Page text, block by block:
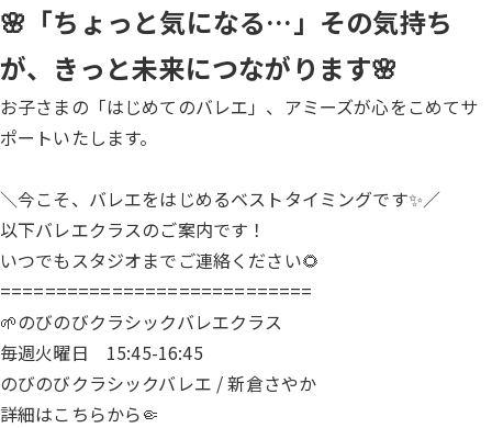
🌸「ちょっと気になる…」その気持ち
が、きっと未来につながります🌸
お子さまの「はじめてのバレエ」、アミーズが心をこめてサ
ポートいたします。
＼今こそ、バレエをはじめるベストタイミングです✨／
以下バレエクラスのご案内です！
いつでもスタジオまでご連絡ください🌻
============================
🌱のびのびクラシックバレエクラス
毎週火曜日 15:45-16:45
のびのびクラシックバレエ / 新倉さやか
詳細はこちらから🤏